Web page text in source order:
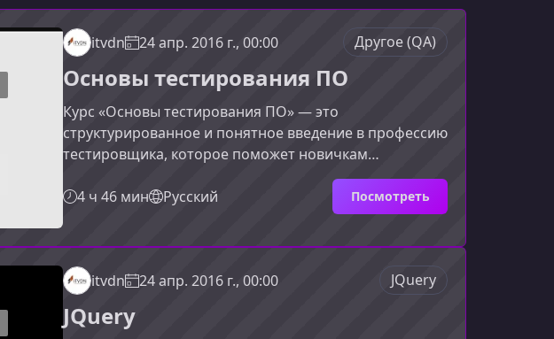
itvdn 24 апр. 2016 г., 00:00 Другое (QA)
Основы тестирования ПО
Курс «Основы тестирования ПО» — это
структурированное и понятное введение в профессию
тестировщика, которое поможет новичкам
разобраться в ключевых принципах и начать
уверенно двигаться в IT. Материал подается доступно
и практично, чтобы вы могли как можно быстрее
сформировать фундаментальные знания о
прохож
4 ч 46 мин Русский Посмотреть
itvdn 24 апр. 2016 г., 00:00 JQuery
JQuery